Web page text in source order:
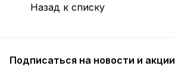
Назад к списку
Подписаться на новости и акции